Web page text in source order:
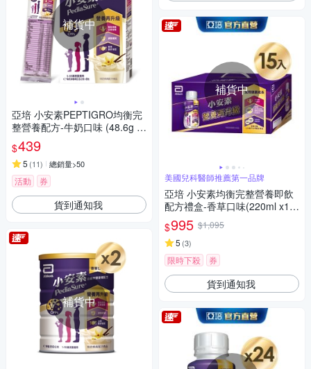
補貨中
亞培 小安素PEPTIGRO均衡完
整營養配方-牛奶口味 (48.6g x
8包)
$439
5 (11) 總銷量>50
活動 券
貨到通知我
補貨中
補貨中
美國兒科醫師推薦第一品牌
亞培 小安素均衡完整營養即飲
配方禮盒-香草口味(220ml x15
入)
$995 $1,095
5 (3)
限時下殺 券
貨到通知我